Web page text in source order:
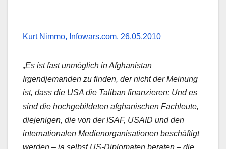
Kurt Nimmo, Infowars.com, 26.05.2010
„Es ist fast unmöglich in Afghanistan
Irgendjemanden zu finden, der nicht der Meinung
ist, dass die USA die Taliban finanzieren: Und es
sind die hochgebildeten afghanischen Fachleute,
diejenigen, die von der ISAF, USAID und den
internationalen Medienorganisationen beschäftigt